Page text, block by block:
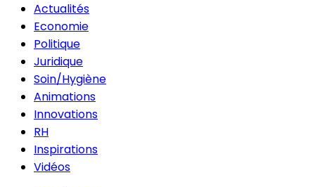
Actualités
Economie
Politique
Juridique
Soin/Hygiène
Animations
Innovations
RH
Inspirations
Vidéos